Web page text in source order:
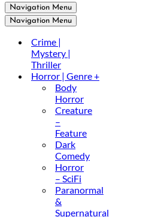
Navigation Menu
Navigation Menu
Crime |
Mystery |
Thriller
Horror | Genre +
Body
Horror
Creature
–
Feature
Dark
Comedy
Horror
– SciFi
Paranormal
&
Supernatural